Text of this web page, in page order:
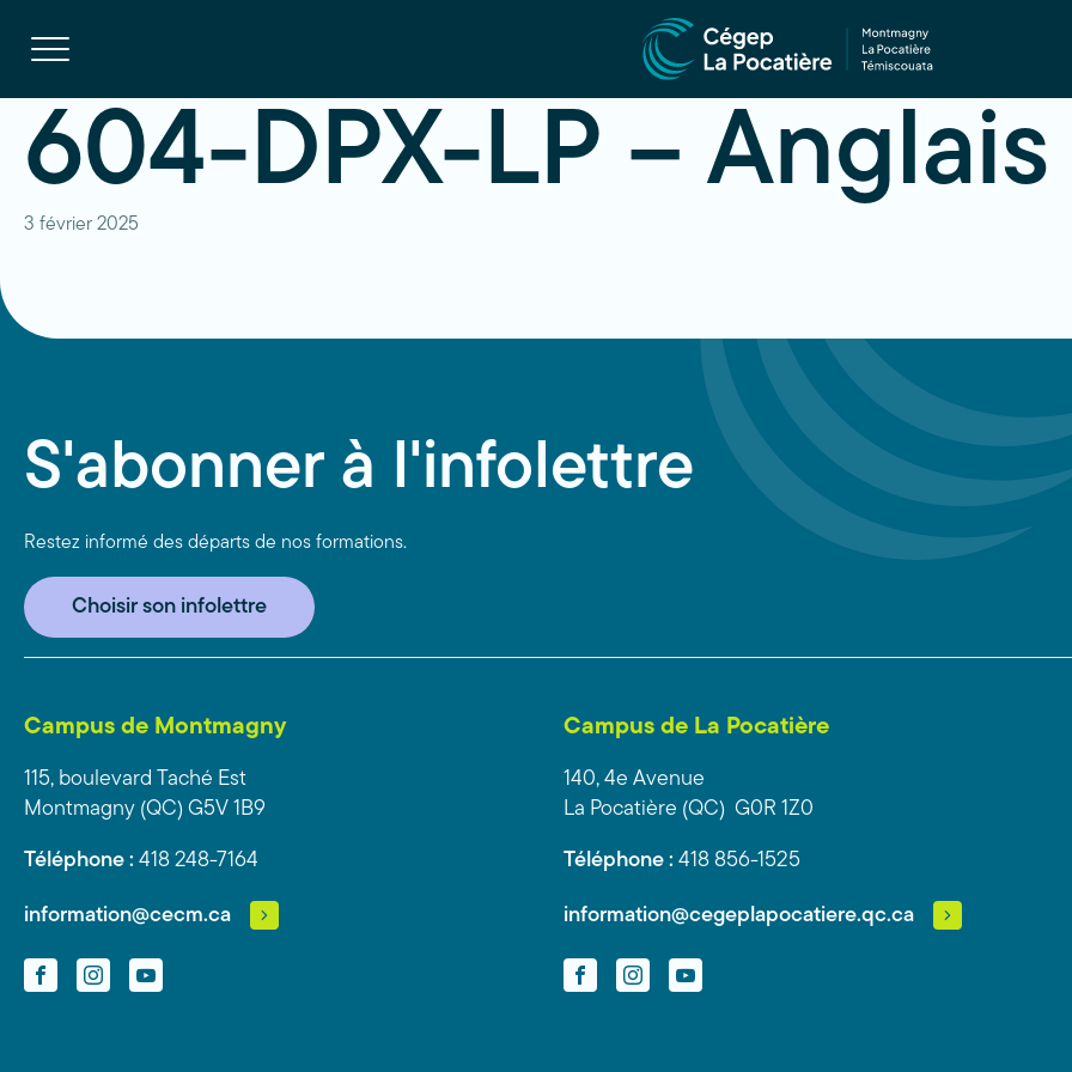
Ouvrir
la
site
604-DPX-LP –
3 février 2025
S'abonner à l'infolettre
Restez informé des départs de nos formations.
Choisir son infolettre
Campus de Montmagny
115, boulevard Taché Est
Montmagny (QC) G5V 1B9
Téléphone : 418 248-7164
information@cecm.ca
FacebookInstagramYouTube
Campus de La Pocatière
140, 4e Avenue
La Pocatière (QC) G0R 1Z0
Téléphone : 418 856-1525
information@cegeplapocatiere.qc.ca
FacebookInstagramYouTube